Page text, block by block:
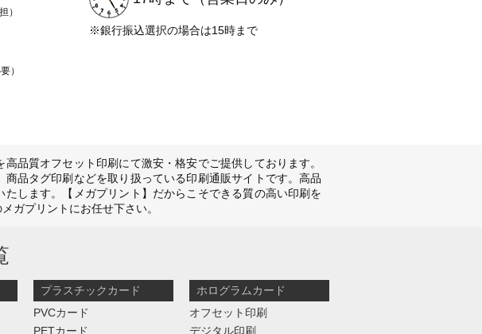
）
）
※銀行振込選択の場合は15時まで
品質オフセット印刷にて激安・格安でご提供しております。
品タグ印刷などを取り扱っている印刷通販サイトです。高品
します。【メガプリント】だからこそできる質の高い印刷を
ガプリントにお任せ下さい。
プラスチックカード
PVCカード
PETカード
ホログラムカード
オフセット印刷
デジタル印刷